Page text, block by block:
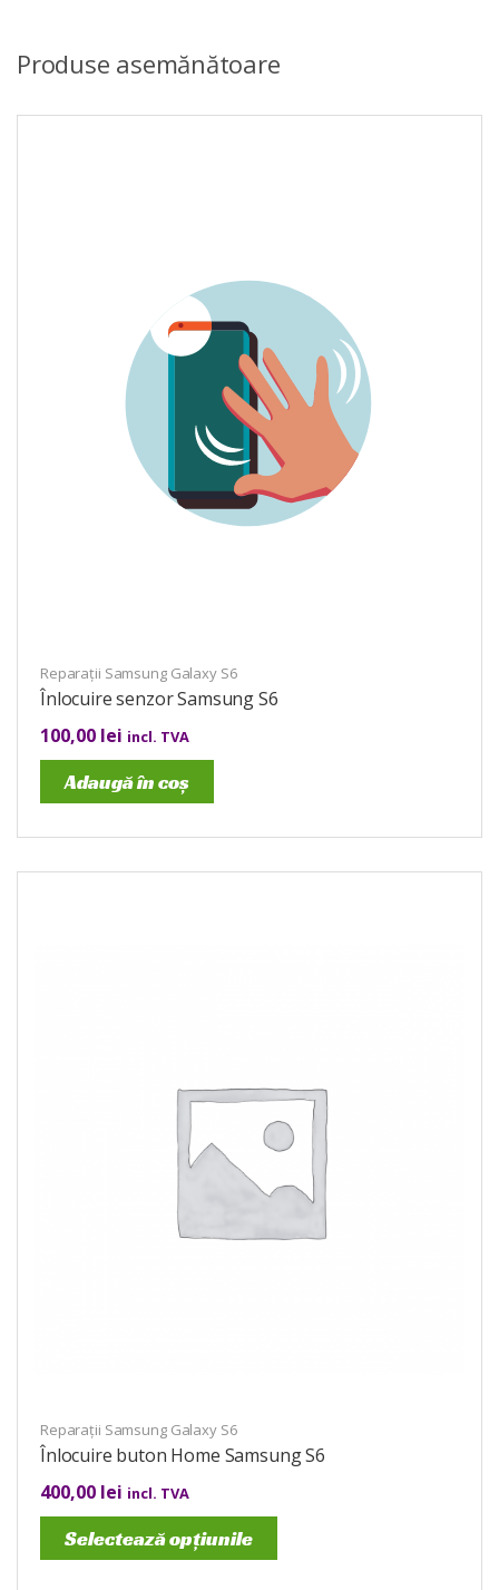
Produse asemănătoare
Reparații Samsung Galaxy S6
Înlocuire senzor Samsung S6
100,00 lei incl. TVA
Adaugă în coș
Reparații Samsung Galaxy S6
Înlocuire buton Home Samsung S6
400,00 lei incl. TVA
Selectează opțiunile